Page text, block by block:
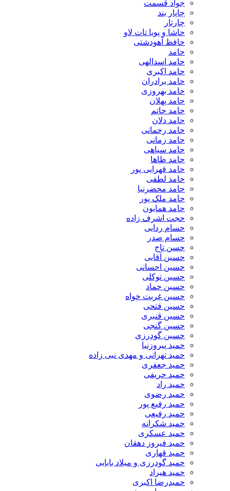
جواد قسمت
چاپار بند
چارتار
حاشا و پویا تات لاو
حافظ آهودشتی
حامد
حامد اسدالهی
حامد اکبری
حامد برادران
حامد بهروزی
حامد پهلان
حامد حاتم
حامد دلان
حامد رحمانی
حامد زمانی
حامد سیاهی
حامد طاها
حامد قهرایی پور
حامد لطفی
حامد محضرنیا
حامد ملک پور
حامد همایون
حجت اشرف زاده
حسام ردایی
حسام صدر
حسن تاج
حسین آقایی
حسین احسانی
حسین توکلی
حسین حماد
حسین غربت خواه
حسین فتحی
حسین قنبری
حسین گنجی
حسین گودرزی
حمید پیروزنیا
حمید تهرانی و مهدی نبی زاده
حمید جعفری
حمید حریفی
حمید راد
حمید رضوی
حمید رفیع پور
حمید رفیعی
حمید شکرانه
حمید عسکری
حمید فیروز دهقان
حمید قهاری
حمید گودرزی و میلاد بابایی
حمید هیراد
حمیدرضا اکبری